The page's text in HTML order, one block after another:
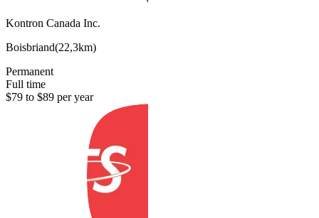
Kontron Canada Inc.
Boisbriand(22,3km)
Permanent
Full time
$79 to $89 per year